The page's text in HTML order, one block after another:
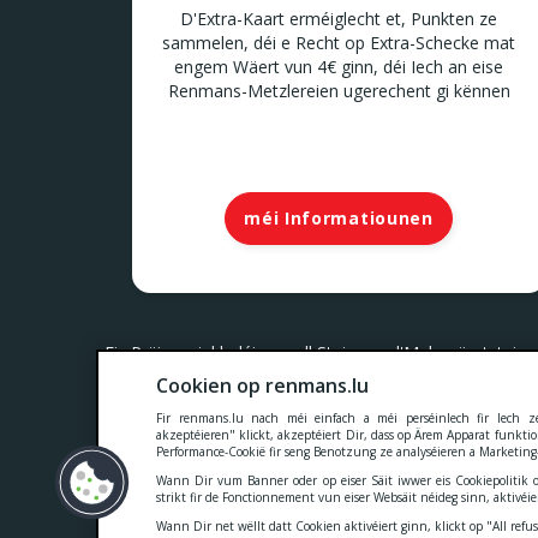
D'Extra-Kaart erméiglecht et, Punkten ze
sammelen, déi e Recht op Extra-Schecke mat
engem Wäert vun 4€ ginn, déi Iech an eise
Renmans-Metzlereien ugerechent gi kënnen
méi Informatiounen
Eis Präisser inkludéieren all Steieren,
Cookies - Dateschutzerklärung
Cookien op renmans.lu
Fir renmans.lu nach méi einfach a méi perséinlech fir Iech
akzeptéieren" klickt, akzeptéiert Dir, dass op Ärem Apparat
Performance-Cookië fir seng Benotzung ze analyséieren a
Wann Dir vum Banner oder op eiser Säit iwwer eis
strikt fir de Fonctionnement vun eiser Websäit néideg sinn,
Wann Dir net wëllt datt Cookien aktivéiert ginn, klickt op "All